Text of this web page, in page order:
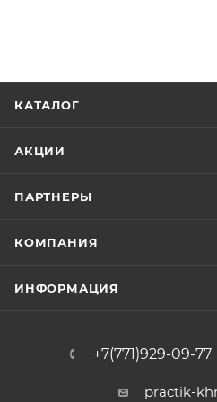
КАТАЛОГ
АКЦИИ
ПАРТНЕРЫ
КОМПАНИЯ
ИНФОРМАЦИЯ
+7(771)929-09-77
practik-